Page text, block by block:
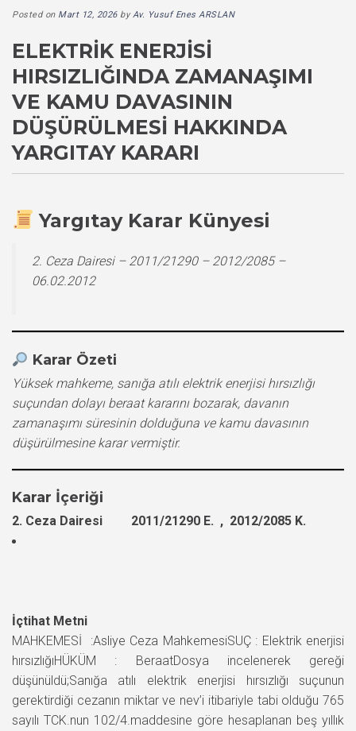
Posted on Mart 12, 2026byAv. Yusuf Enes ARSLAN
ELEKTRIK ENERJISI
HIRSIZLIĞINDA ZAMANAŞIMI
VE KAMU DAVASININ
DÜŞÜRÜLMESI HAKKINDA
YARGITAY KARARI
Yargıtay Karar Künyesi
2. Ceza Dairesi – 2011/21290 – 2012/2085 –
06.02.2012
Karar Özeti
Yüksek mahkeme, sanığa atılı elektrik enerjisi hırsızlığı
suçundan dolayı beraat kararını bozarak, davanın
zamanaşımı süresinin dolduğuna ve kamu davasının
düşürülmesine karar vermiştir.
Karar İçeriği
2. Ceza Dairesi 2011/21290 E. , 2012/2085 K.
İçtihat Metni
MAHKEMESİ :Asliye Ceza MahkemesiSUÇ : Elektrik enerjisi
hırsızlığıHÜKÜM : BeraatDosya incelenerek gereği
düşünüldü;Sanığa atılı elektrik enerjisi hırsızlığı suçunun
gerektirdiği cezanın miktar ve nev’i itibariyle tabi olduğu 765
sayılı TCK.nun 102/4.maddesine göre hesaplanan beş yıllık